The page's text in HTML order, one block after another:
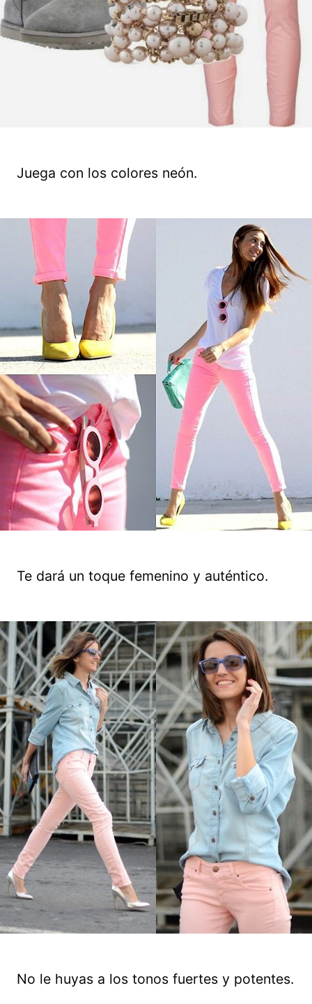
Juega con los colores neón.
Te dará un toque femenino y auténtico.
No le huyas a los tonos fuertes y potentes.